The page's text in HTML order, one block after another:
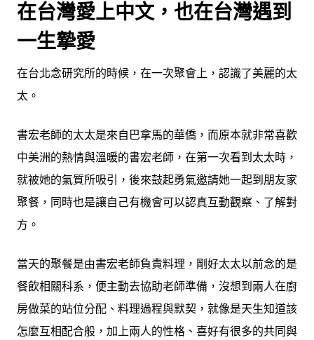
在台灣愛上中文，也在台灣遇到
一生摯愛
在台北念研究所的時候，在一次聚會上，認識了美麗的太
太。
書宏老師的太太是來自巴拿馬的華僑，而原本就非常喜歡
中美洲的熱情與溫暖的書宏老師，在第一次看到太太時，
就被她的氣質所吸引，後來鼓起勇氣邀請她一起到朋友家
聚餐，同時也是讓自己有機會可以認真互動觀察、了解對
方。
當天的聚餐是由書宏老師負責料理，剛好太太以前念的是
餐飲相關科系，便主動去協助老師準備，沒想到兩人在廚
房做菜的站位分配、料理過程與默契，就像是天生知道該
怎麼互相配合般，加上兩人的性格、喜好有很多的共同與